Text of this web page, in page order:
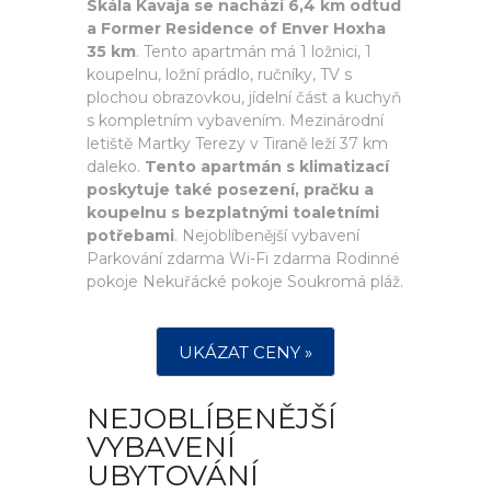
Skála Kavaja se nachází 6,4 km odtud
a Former Residence of Enver Hoxha
35 km. Tento apartmán má 1 ložnici, 1
koupelnu, ložní prádlo, ručníky, TV s
plochou obrazovkou, jídelní část a kuchyň
s kompletním vybavením. Mezinárodní
letiště Martky Terezy v Tiraně leží 37 km
daleko. Tento apartmán s klimatizací
poskytuje také posezení, pračku a
koupelnu s bezplatnými toaletními
potřebami. Nejoblíbenější vybavení
Parkování zdarma Wi-Fi zdarma Rodinné
pokoje Nekuřácké pokoje Soukromá pláž.
UKÁZAT CENY »
NEJOBLÍBENĚJŠÍ
VYBAVENÍ
UBYTOVÁNÍ